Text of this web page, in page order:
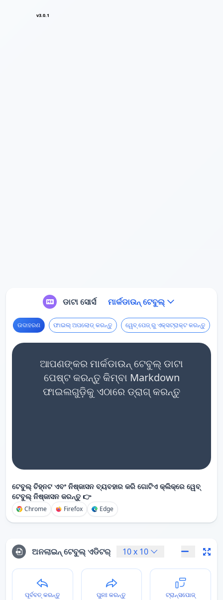
v3.0.1
ଡାଟା ସୋର୍ସ ମାର୍କଡାଉନ୍ ଟେବୁଲ୍
ଉଦାହରଣ ଫାଇଲ୍ ଅପଲୋଡ୍ କରନ୍ତୁ ୱେବ୍ ପେଜ୍ ରୁ ଏକ୍ସଟ୍ରାକ୍ଟ କରନ୍ତୁ
ଆପଣଙ୍କର ମାର୍କଡାଉନ୍ ଟେବୁଲ୍ ଡାଟା
ପେଷ୍ଟ କରନ୍ତୁ କିମ୍ବା Markdown
ଫାଇଲଗୁଡ଼ିକୁ ଏଠାରେ ଡ୍ରାଗ୍ କରନ୍ତୁ
ଟେବୁଲ୍ ଚିହ୍ନଟ ଏବଂ ନିଷ୍କାସନ ବ୍ୟବହାର କରି ଗୋଟିଏ କ୍ଲିକ୍‌ରେ ୱେବ୍
ଟେବୁଲ୍ ନିଷ୍କାସନ କରନ୍ତୁ 👉
Chrome Firefox Edge
ଅନଲାଇନ୍ ଟେବୁଲ୍ ଏଡିଟର୍ 10x 10
ପୂର୍ବବତ୍ କରନ୍ତୁ ପୁନଃ କରନ୍ତୁ ଟ୍ରାନ୍ସପୋଜ୍